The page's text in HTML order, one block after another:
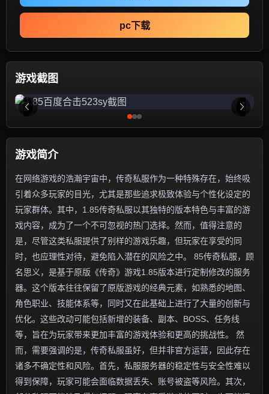
pc下载
游戏截图
游戏简介
在网络游戏的浩瀚宇宙中，传奇私服作为一种特殊存在，始终吸
引着众多玩家的目光，尤其是那些追求极致体验与个性化设定的
玩家群体。其中，1.85传奇私服以其独特的版本特色与丰富的游
戏内容，成为了一个不可忽视的热门选择。然而，值得注意的
是，尽管这类私服提供了别样的游戏乐趣，但玩家在享受的同
时，也应理性对待，避免陷入潜在的风险之中。 85传奇私服，顾
名思义，是基于原版《传奇》游戏1.85版本进行定制修改的服务
器。这个版本往往保留了原版游戏的经典元素，如熟悉的地图、
角色职业、技能体系等，同时又在此基础上进行了大量的创新与
优化。这些改动可能包括新增的装备、副本、BOSS、任务线
等，旨在为玩家带来更加丰富的游戏体验和更高的挑战性。 然
而，需要强调的是，传奇私服虽好，但并非官方运营，因此存在
诸多不确定性和风险。首先，私服服务器的稳定性与安全性难以
得到保障，玩家可能会面临数据丢失、账号被盗等风险。其次，